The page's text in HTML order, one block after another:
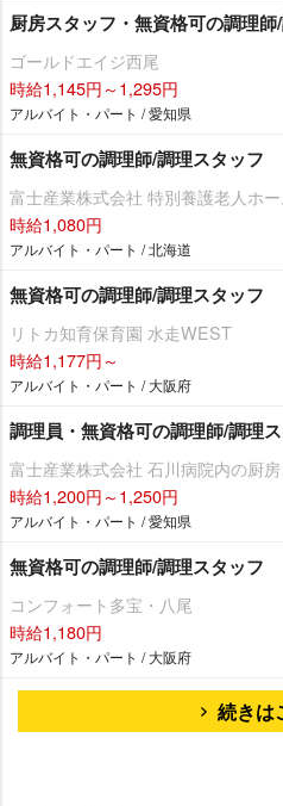
厨房スタッフ・無資格可の調理
ゴールドエイジ西尾
時給1,145円～1,295円
アルバイト・パート / 愛知県
無資格可の調理師/調理スタッフ
富士産業株式会社 特別養護老人ホ
時給1,080円
アルバイト・パート / 北海道
無資格可の調理師/調理スタッフ
リトカ知育保育園 水走WEST
時給1,177円～
アルバイト・パート / 大阪府
調理員・無資格可の調理師/調理
富士産業株式会社 石川病院内の厨房
時給1,200円～1,250円
アルバイト・パート / 愛知県
無資格可の調理師/調理スタッフ
コンフォート多宝・八尾
時給1,180円
アルバイト・パート / 大阪府
続きは